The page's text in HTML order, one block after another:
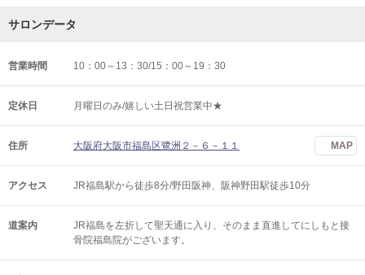
サロンデータ
営業時間 10：00～13：30/15：00～19：30
定休日 月曜日のみ/嬉しい土日祝営業中★
住所 大阪府大阪市福島区鷺洲２－６－１１ MAP
アクセス JR福島駅から徒歩8分/野田阪神、阪神野田駅徒歩10分
道案内
JR福島を左折して聖天通に入り、そのまま直進してにしもと接
骨院福島院がございます。